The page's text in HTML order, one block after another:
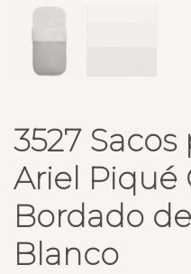
3527
Ariel Piqué
Bordado
Blanco